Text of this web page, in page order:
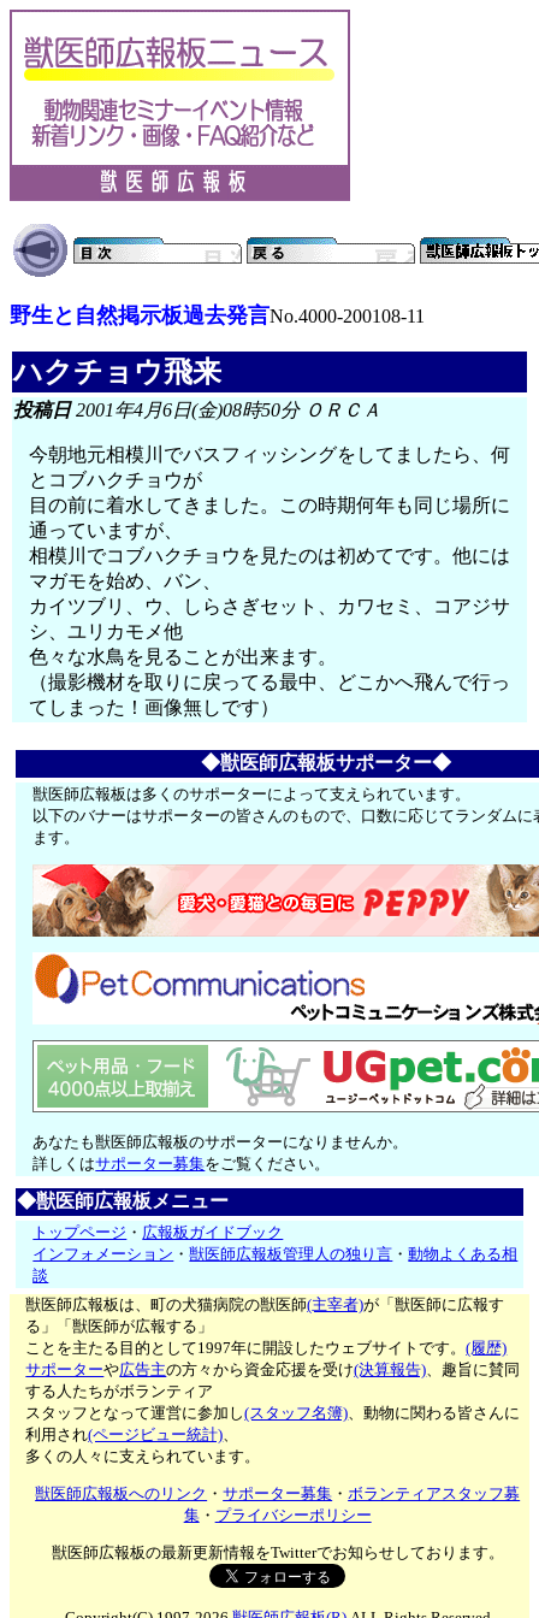
野生と自然掲示板過去発言No.4000-200108-11
ハクチョウ飛来
投稿日2001年4月6日(金)08時50分 ＯＲＣＡ
今朝地元相模川でバスフィッシングをしてましたら、何
とコブハクチョウが
目の前に着水してきました。この時期何年も同じ場所に
通っていますが、
相模川でコブハクチョウを見たのは初めてです。他には
マガモを始め、バン、
カイツブリ、ウ、しらさぎセット、カワセミ、コアジサ
シ、ユリカモメ他
色々な水鳥を見ることが出来ます。
（撮影機材を取りに戻ってる最中、どこかへ飛んで行っ
てしまった！画像無しです）
◆獣医師広報板サポーター◆
獣医師広報板は多くのサポーターによって支えられています。
以下のバナーはサポーターの皆さんのもので、口数に応じてランダムに
ます。
あなたも獣医師広報板のサポーターになりませんか。
詳しくはサポーター募集をご覧ください。
◆獣医師広報板メニュー
トップページ ・ 広報板ガイドブック
インフォメーション ・獣医師広報板管理人の独り言 ・動物よくある相
談
獣医師広報板は、町の犬猫病院の獣医師(主宰者)が「獣医師に広報す
る」「獣医師が広報する」
ことを主たる目的として1997年に開設したウェブサイトです。(履歴)
サポーターや広告主の方々から資金応援を受け(決算報告)、趣旨に賛同
する人たちがボランティア
スタッフとなって運営に参加し(スタッフ名簿)、動物に関わる皆さんに
利用され(ページビュー統計)、
多くの人々に支えられています。
獣医師広報板へのリンク ・サポーター募集 ・ボランティアスタッフ募
集・ プライバシーポリシー
獣医師広報板の最新更新情報をTwitterでお知らせしております。